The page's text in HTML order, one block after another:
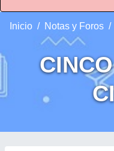
Inicio Notas y Foros